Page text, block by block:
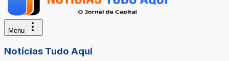
Menu
Notícias Tudo Aqui